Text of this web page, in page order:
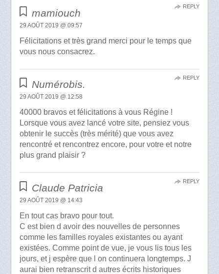
mamiouch
29 AOÛT 2019 @ 09:57
Félicitations et très grand merci pour le temps que
vous nous consacrez.
REPLY
Numérobis.
29 AOÛT 2019 @ 12:58
40000 bravos et félicitations à vous Régine !
Lorsque vous avez lancé votre site, pensiez vous
obtenir le succès (très mérité) que vous avez
rencontré et rencontrez encore, pour votre et notre
plus grand plaisir ?
REPLY
Claude Patricia
29 AOÛT 2019 @ 14:43
En tout cas bravo pour tout.
C est bien d avoir des nouvelles de personnes
comme les familles royales existantes ou ayant
existées. Comme point de vue, je vous lis tous les
jours, et j espère que l on continuera longtemps. J
aurai bien retranscrit d autres écrits historiques
REPLY